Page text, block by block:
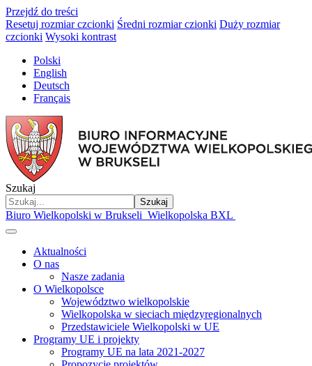
Przejdź do treści
Resetuj rozmiar czcionki Średni rozmiar czionki Duży rozmiar
czcionki Wysoki kontrast
Polski
English
Deutsch
Français
Szukaj
Szukaj
Biuro Wielkopolski w Brukseli Wielkopolska BXL
Aktualności
O nas
Nasze zadania
O Wielkopolsce
Województwo wielkopolskie
Wielkopolska w sieciach międzyregionalnych
Przedstawiciele Wielkopolski w UE
Programy UE i projekty
Programy UE na lata 2021-2027